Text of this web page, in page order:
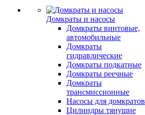
Домкраты и насосы
Домкраты винтовые,
автомобильные
Домкраты
гидравлические
Домкраты подкатные
Домкраты реечные
Домкраты
трансмиссионные
Насосы для домкратов
Цилиндры тянущие